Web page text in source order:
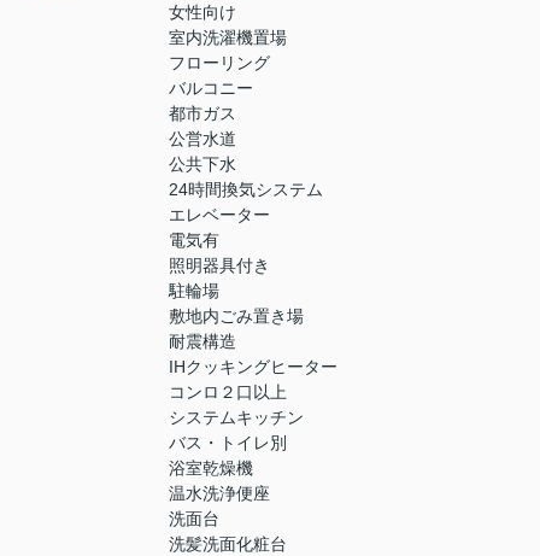
女性向け
室内洗濯機置場
フローリング
バルコニー
都市ガス
公営水道
公共下水
24時間換気システム
エレベーター
電気有
照明器具付き
駐輪場
敷地内ごみ置き場
耐震構造
IHクッキングヒーター
コンロ２口以上
システムキッチン
バス・トイレ別
浴室乾燥機
温水洗浄便座
洗面台
洗髪洗面化粧台